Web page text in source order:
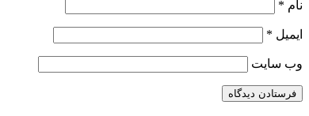
نام *
ایمیل *
وب‌ سایت